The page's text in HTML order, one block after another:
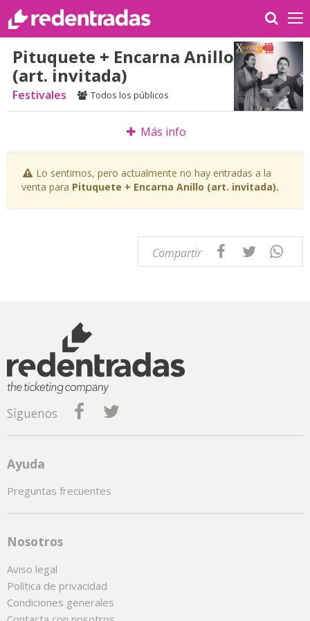
Pituquete + Encarna Anillo
(art. invitada)
Festivales Todos los públicos
Más info
Lo sentimos, pero actualmente no hay entradas a la
venta para Pituquete + Encarna Anillo (art. invitada).
Compartir
Síguenos
Ayuda
Preguntas frecuentes
Nosotros
Aviso legal
Política de privacidad
Condiciones generales